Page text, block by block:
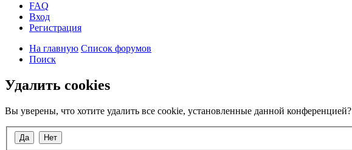
FAQ
Вход
Регистрация
На главную Список форумов
Поиск
Удалить cookies
Вы уверены, что хотите удалить все cookie, установленные данной конференцией?